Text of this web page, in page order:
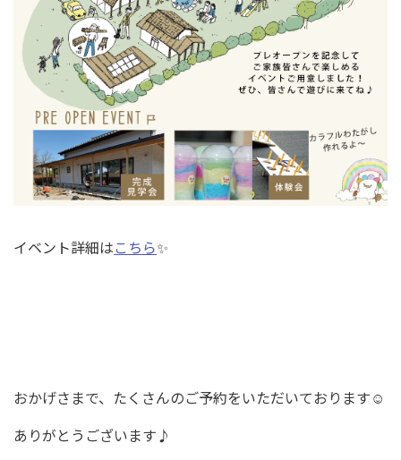
イベント詳細はこちら✨
おかげさまで、たくさんのご予約をいただいております☺️
ありがとうございます♪